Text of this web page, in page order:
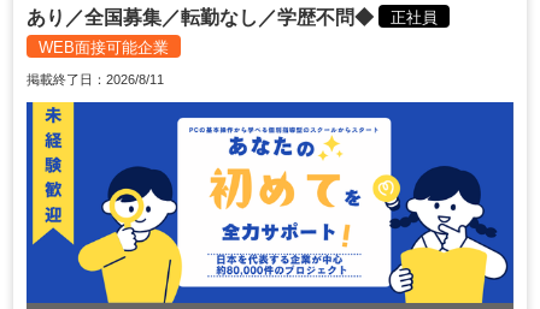
あり／全国募集／転勤なし／学歴不問◆
正社員
WEB面接可能企業
掲載終了日：2026/8/11